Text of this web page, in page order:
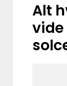
Alt hvad du skal
vide